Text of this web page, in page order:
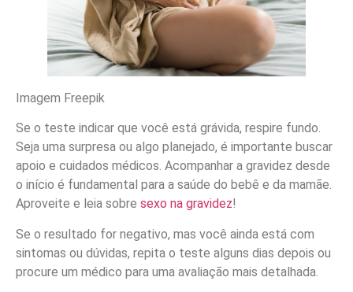
Imagem Freepik
Se o teste indicar que você está grávida, respire fundo.
Seja uma surpresa ou algo planejado, é importante buscar
apoio e cuidados médicos. Acompanhar a gravidez desde
o início é fundamental para a saúde do bebê e da mamãe.
Aproveite e leia sobre sexo na gravidez!
Se o resultado for negativo, mas você ainda está com
sintomas ou dúvidas, repita o teste alguns dias depois ou
procure um médico para uma avaliação mais detalhada.